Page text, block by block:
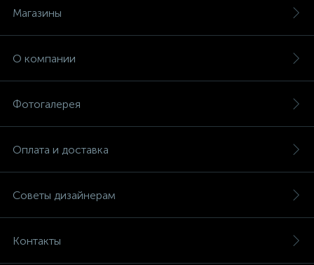
Магазины
О компании
Фотогалерея
Оплата и доставка
Советы дизайнерам
Контакты